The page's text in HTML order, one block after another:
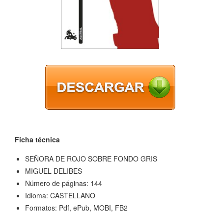
Ficha técnica
SEÑORA DE ROJO SOBRE FONDO GRIS
MIGUEL DELIBES
Número de páginas: 144
Idioma: CASTELLANO
Formatos: Pdf, ePub, MOBI, FB2